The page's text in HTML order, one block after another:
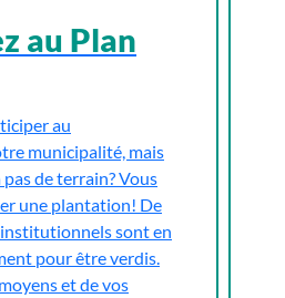
au Plan
au
municipalité, mais
de terrain? Vous
une plantation! De
sont en
pour être verdis.
et de vos